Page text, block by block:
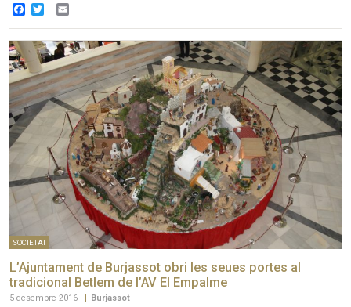
Facebook
Twitter
SOCIETAT
L’Ajuntament de Burjassot obri les seues portes al
tradicional Betlem de l’AV El Empalme
5 desembre 2016 | Burjassot